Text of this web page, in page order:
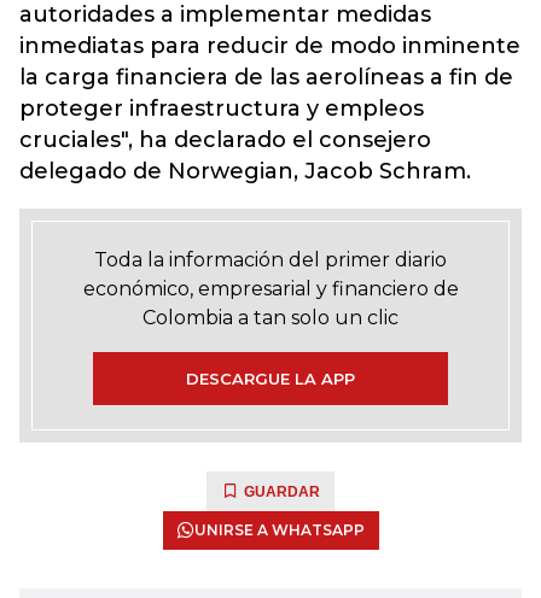
autoridades a implementar medidas
inmediatas para reducir de modo inminente
la carga financiera de las aerolíneas a fin de
proteger infraestructura y empleos
cruciales", ha declarado el consejero
delegado de Norwegian, Jacob Schram.
Toda la información del primer diario
económico, empresarial y financiero de
Colombia a tan solo un clic
DESCARGUE LA APP
GUARDAR
UNIRSE A WHATSAPP